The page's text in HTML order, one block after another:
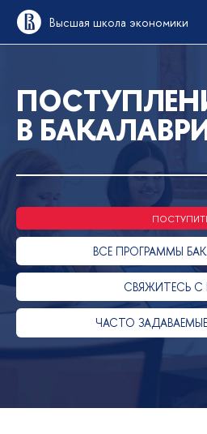
Высшая школа экономики
В
ВСЕ ПРОГРАММЫ
СВЯЖИТЕСЬ
ЧАСТО